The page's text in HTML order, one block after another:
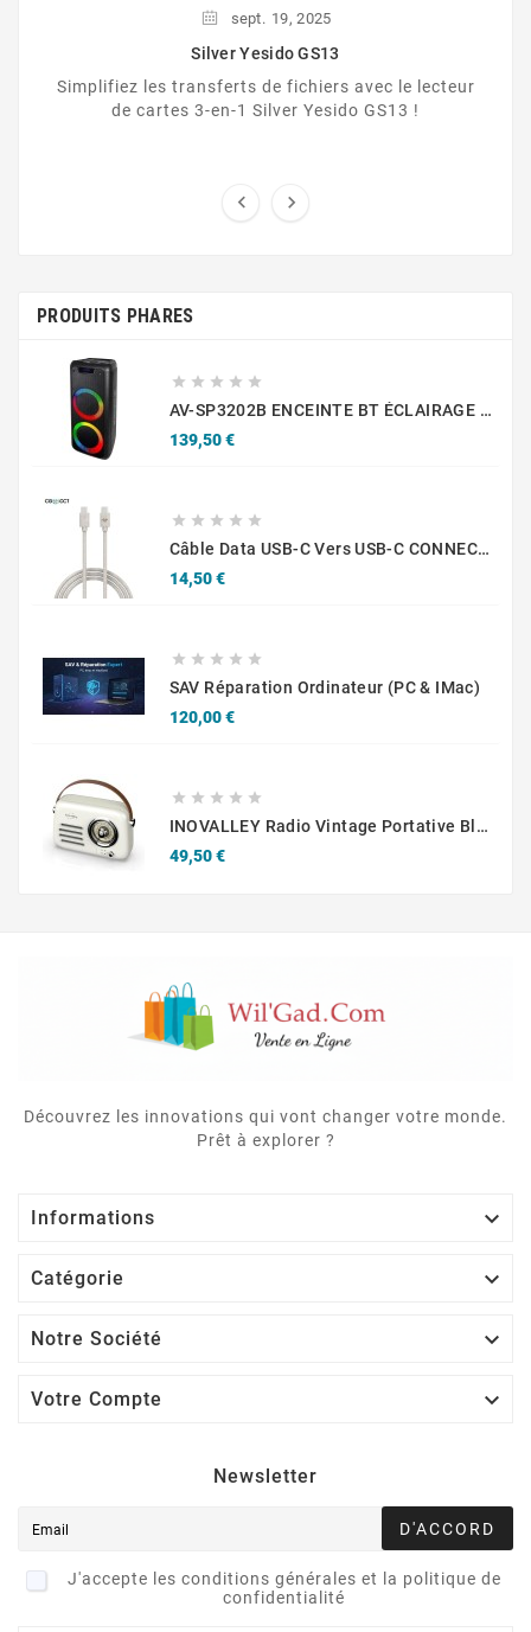
sept. 19, 2025
Silver Yesido GS13
Simplifiez les transferts de fichiers avec le lecteur
de cartes 3-en-1 Silver Yesido GS13 !
 
PRODUITS PHARES
    
AV-SP3202B ENCEINTE BT ÉCLAIRAGE LED 25W X1
139,50 €Prix
    
Câble Data USB-C Vers USB-C CONNECT MC-CCB10 Eco-Friendly 60W (1m) Beige
14,50 €Prix
    
SAV Réparation Ordinateur (PC & IMac)
120,00 €Prix
    
INOVALLEY Radio Vintage Portative Bluetooth Beige
49,50 €Prix
Découvrez les innovations qui vont changer votre monde.
Prêt à explorer ?
Informations 
Catégorie 
Notre Société 
Votre Compte 
Newsletter
D'ACCORD
J'accepte les conditions générales et la politique de
confidentialité